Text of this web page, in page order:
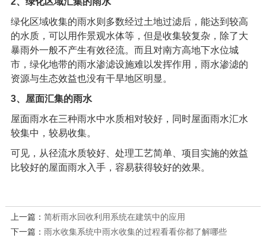
绿化区域收集的雨水则多数经过土地过滤后，能达到较高
的水质，可以用作景观水体等，但是收集较复杂，除了大
暴雨外一般不产生有效径流。而且对南方高地下水位城
市，绿化地带的雨水渗滤设施难以发挥作用，雨水渗滤的
资源与生态效益也没有干旱地区明显。
3、屋面汇集的雨水
屋面雨水在三种雨水中水质相对较好，同时屋面雨水汇水
较集中，较易收集。
可见，从径流水质较好、处理工艺简单、项目实施的效益
比较好的屋面雨水入手，容易获得较好的效果。
上一篇： 简析雨水回收利用系统在建筑中的应用
下一篇： 雨水收集系统中雨水收集的过程看看你都了解哪些